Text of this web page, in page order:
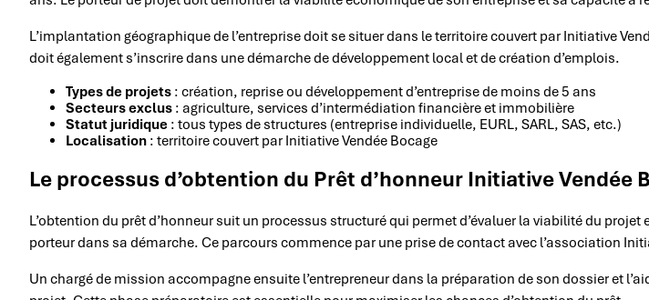
L’implantation géographique de l’entreprise doit se situer dans le territoire couvert par Initiative
doit également s’inscrire dans une démarche de développement local et de création d’emplois.
Types de projets : création, reprise ou développement d’entreprise de moins de 5 ans
Secteurs exclus : agriculture, services d’intermédiation financière et immobilière
Statut juridique : tous types de structures (entreprise individuelle, EURL, SARL, SAS, etc.)
Localisation : territoire couvert par Initiative Vendée Bocage
Le processus d’obtention du Prêt d’honneur Initiative Vendée
L’obtention du prêt d’honneur suit un processus structuré qui permet d’évaluer la viabilité du projet
porteur dans sa démarche. Ce parcours commence par une prise de contact avec l’association
Un chargé de mission accompagne ensuite l’entrepreneur dans la préparation de son dossier et